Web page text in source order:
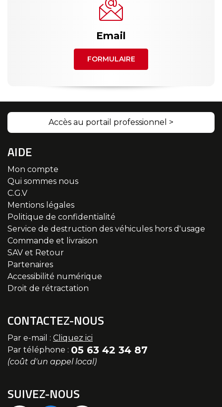
Email
FORMULAIRE
Accès au portail professionnel >
AIDE
Mon compte
Qui sommes nous
C.G.V
Mentions légales
Politique de confidentialité
Service de destruction des véhicules hors d'usage
Commande et livraison
SAV et Retour
Partenaires
Accessibilité numérique
Droit de rétractation
CONTACTEZ-NOUS
Par e-mail : Cliquez ici
Par téléphone : 05 63 42 34 87
(coût d'un appel local)
SUIVEZ-NOUS